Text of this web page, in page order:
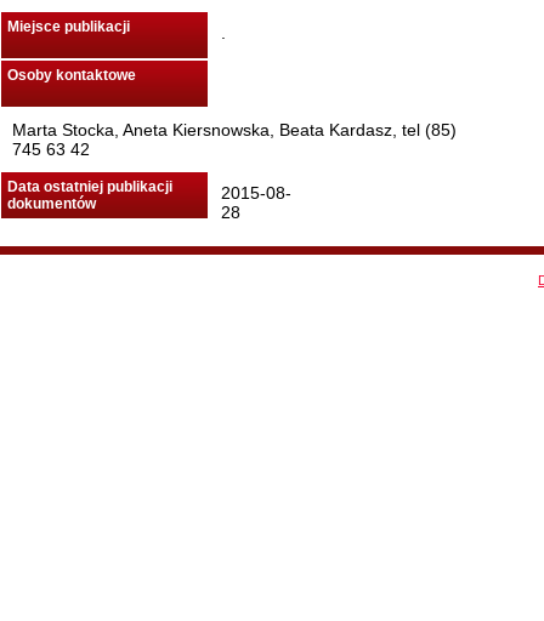
Miejsce publikacji
Osoby kontaktowe
Marta Stocka, Aneta Kiersnowska, Beata Kardasz, tel (85)
745 63 42
Data ostatniej publikacji
dokumentów
2015-08-
28